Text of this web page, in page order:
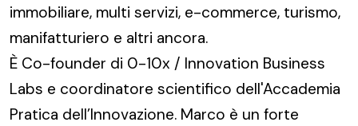
immobiliare, multi servizi, e-commerce, turismo,
manifatturiero e altri ancora.
È Co-founder di 0-10x / Innovation Business
Labs e coordinatore scientifico dell'Accademia
Pratica dell’Innovazione. Marco è un forte